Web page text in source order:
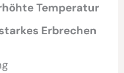
Temperatur
Erbrechen